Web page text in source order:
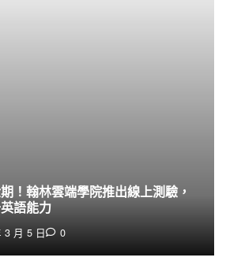
！翰林雲端學院推出線上測驗，
語能力
3 月 5 日 0